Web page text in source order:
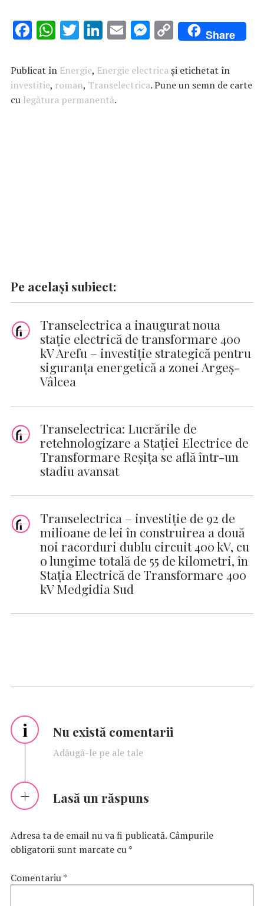
F
e
b
o
W
at
s
A
T
it
te
r
Li
k
e
dI
E
ai
l
M
se
n
C
o
p
y
Share
Publicat în Energie, Energie electricași etichetat în
investitie, roman, Transelectrica. Pune un semn de carte
cu legătura permanentă.
Pe același subiect:
Transelectrica a inaugurat noua
stație electrică de transformare 400
kV Arefu – investiție strategică pentru
siguranța energetică a zonei Argeș-
Vâlcea
Transelectrica: Lucrările de
retehnologizare a Stației Electrice de
Transformare Reșița se află într-un
stadiu avansat
Transelectrica – investiție de 92 de
milioane de lei în construirea a două
noi racorduri dublu circuit 400 kV, cu
o lungime totală de 55 de kilometri, în
Stația Electrică de Transformare 400
kV Medgidia Sud
i Nu există comentarii
Adăugă-le pe ale tale
Lasă un răspuns
Adresa ta de email nu va fi publicată. Câmpurile
obligatorii sunt marcate cu*
Comentariu*